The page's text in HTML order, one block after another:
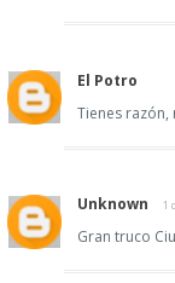
El Potro
Tienes
Unknown 1
Gran truco